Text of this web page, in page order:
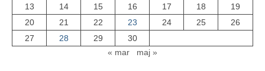
13
14 15 16 17 18
19
20
21 22 23 24 25
26
27
28 29
30
« mar
maj »